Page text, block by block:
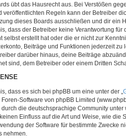
übt das Hausrecht aus. Bei Verstößen
veröffentlichten Regeln kann der Betreiber
dieses Boards ausschließen und dir ein
dass der Betreiber keine Verantwortung für
selbst erstellt hat oder die er nicht zur
Beiträge und Funktionen jederzeit zu
darüber hinaus, deine Beiträge
sind, dem Betreiber oder einem Dritten
dass es sich bei phpBB um eine unter der „
Software von phpBB Limited
durch die deutschsprachige Community
Einfluss auf die Art und Weise, wie die
der Software für bestimmte Zwecke
nehmen.